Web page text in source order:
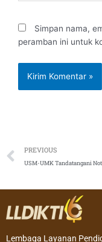
Simpan nama,
peramban ini untuk
Prev
PREVIOUS
Lembaga Layanan